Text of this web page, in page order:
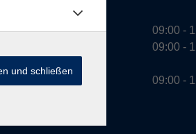
09:00 -
09:00 -
09:00 -
und schließen